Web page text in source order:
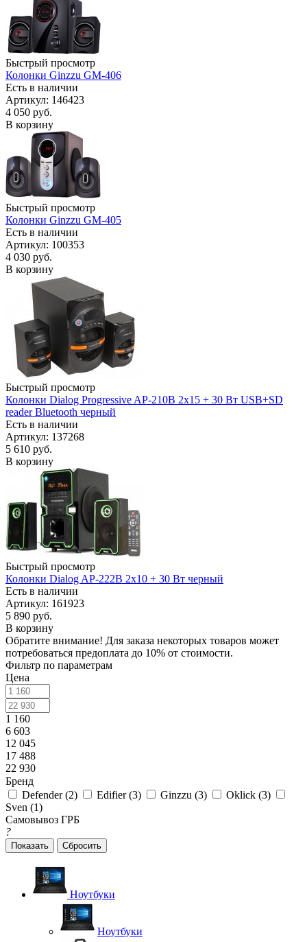
Быстрый просмотр
Колонки Ginzzu GM-406
Есть в наличии
Артикул: 146423
4 050 руб.
В корзину
Быстрый просмотр
Колонки Ginzzu GM-405
Есть в наличии
Артикул: 100353
4 030 руб.
В корзину
Быстрый просмотр
Колонки Dialog Progressive AP-210B 2x15 + 30 Вт USB+SD
reader Bluetooth черный
Есть в наличии
Артикул: 137268
5 610 руб.
В корзину
Быстрый просмотр
Колонки Dialog AP-222B 2x10 + 30 Вт черный
Есть в наличии
Артикул: 161923
5 890 руб.
В корзину
Обратите внимание! Для заказа некоторых товаров может
потребоваться предоплата до 10% от стоимости.
Фильтр по параметрам
Цена
1 160
6 603
12 045
17 488
22 930
Бренд
Defender (2) Edifier (3) Ginzzu (3) Oklick (3)
Sven (1)
Самовывоз ГРБ
?
Сбросить
Ноутбуки
Ноутбуки